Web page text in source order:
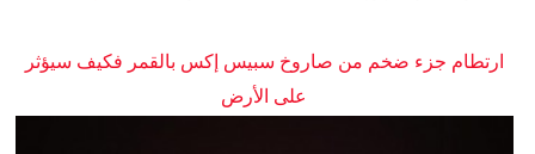
ارتطام جزء ضخم من صاروخ سبيس إكس بالقمر فكيف سيؤثر
على الأرض